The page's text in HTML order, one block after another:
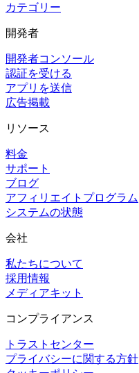
カテゴリー
開発者
開発者コンソール
認証を受ける
アプリを送信
広告掲載
リソース
料金
サポート
ブログ
アフィリエイトプログラム
システムの状態
会社
私たちについて
採用情報
メディアキット
コンプライアンス
トラストセンター
プライバシーに関する方針